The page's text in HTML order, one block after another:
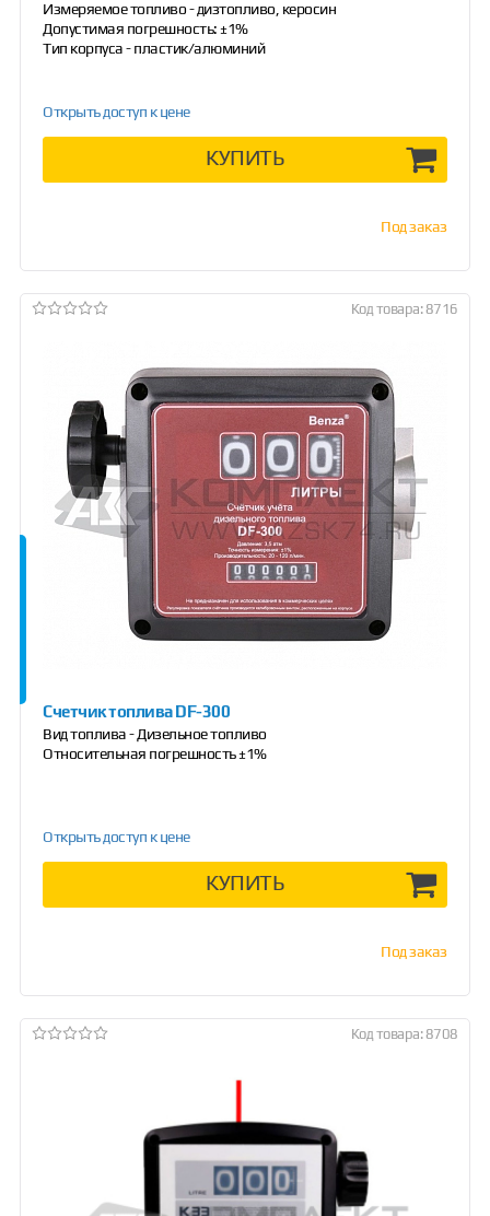
Измеряемое топливо - дизтопливо, керосин
Допустимая погрешность: ±1%
Тип корпуса - пластик/алюминий
Открыть доступ к цене
КУПИТЬ
Под заказ
Код товара: 8716
Счетчик топлива DF-300
Вид топлива - Дизельное топливо
Относительная погрешность ±1%
Открыть доступ к цене
КУПИТЬ
Под заказ
Код товара: 8708